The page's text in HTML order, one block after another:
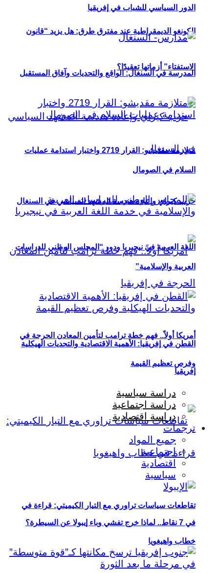
الكونغو الديمقراطية عند مفترق طرق: هل يزيد “قانون
الاستفتاء” أزماتها تعقيدًا؟
حزب كيراي وإعادة هندسة المشهد السياسي في السنغال
أمريكا أولاً.. فهم خطة ترامب لتأمين المعادن الحرجة في
إفريقيا
تقاطعات سياسات تراوري مع التيار الكيميتي: قراءة في
خطاب واهيغويا
الدور السياسي للشباب في إفريقيا
المدرسة في السنغال: الواقع والتحديات وآفاق المستقبل
متلازمة مقديشو: القرار 2719 واختبار استدامة عمليات
السلام في الصومال
اللغة العربية في نيجيريا ودور “المجلس الوطني للدراسات
العربية والإسلامية”
القطن في إفريقيا: الأهمية الاقتصادية والتحديات الهيكلية
وفرص تعظيم القيمة
دراسة سياسية
دراسة اجتماعية
دراسة اقتصادية
ترجمات
جميع المواد
اجتماعية
اقتصادية
سياسية
في 7 نقاط.. لماذا خرج تفشي وباء إيبولا عن السيطرة؟